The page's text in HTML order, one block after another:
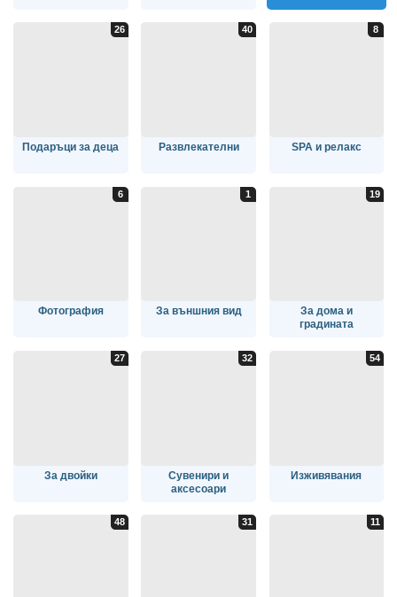
Подаръци за деца Развлекателни SPA и релакс
Фотография За външния вид
За дома и
градината
За двойки
Сувенири и
аксесоари
Изживявания